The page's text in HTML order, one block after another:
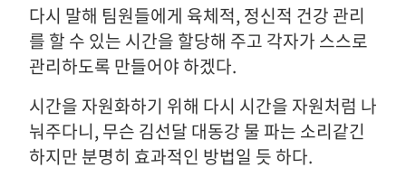
다시 말해 팀원들에게 육체적, 정신적 건강 관리
를 할 수 있는 시간을 할당해 주고 각자가 스스로
관리하도록 만들어야 하겠다.
시간을 자원화하기 위해 다시 시간을 자원처럼 나
눠주다니, 무슨 김선달 대동강 물 파는 소리같긴
하지만 분명히 효과적인 방법일 듯 하다.